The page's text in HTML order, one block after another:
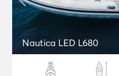
Nautica LED L680